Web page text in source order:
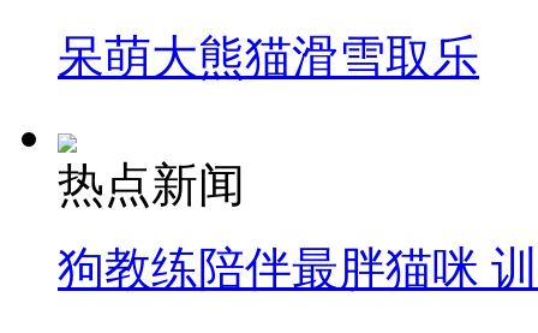
呆萌大熊猫滑雪取乐
热点新闻
狗教练陪伴最胖猫咪